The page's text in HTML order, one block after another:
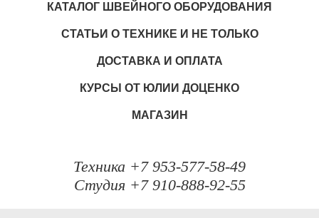
КАТАЛОГ ШВЕЙНОГО ОБОРУДОВАНИЯ
СТАТЬИ О ТЕХНИКЕ И НЕ ТОЛЬКО
ДОСТАВКА И ОПЛАТА
КУРСЫ ОТ ЮЛИИ ДОЦЕНКО
МАГАЗИН
Техника +7 953-577-58-49
Студия +7 910-888-92-55